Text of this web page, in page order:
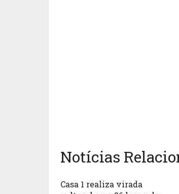
Notícias
Casa 1 realiza virada